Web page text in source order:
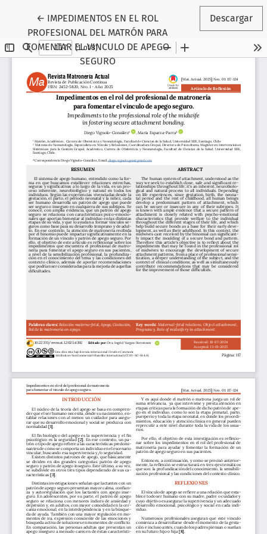
← Volver a los detalles del artículo
IMPEDIMENTOS EN EL ROL
PROFESIONAL DEL MATRÓN PARA
FOMENTAR EL VINCULO DE APEGO
SEGURO
Descargar